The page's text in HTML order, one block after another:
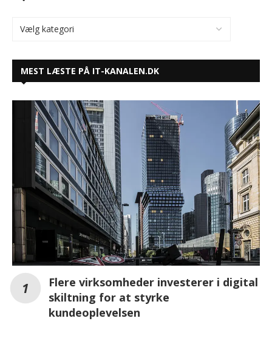
MEST LÆSTE PÅ IT-KANALEN.DK
Flere virksomheder investerer i digital
skiltning for at styrke
kundeoplevelsen